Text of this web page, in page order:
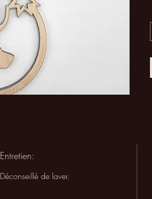
Entretien:
Déconseillé de laver.